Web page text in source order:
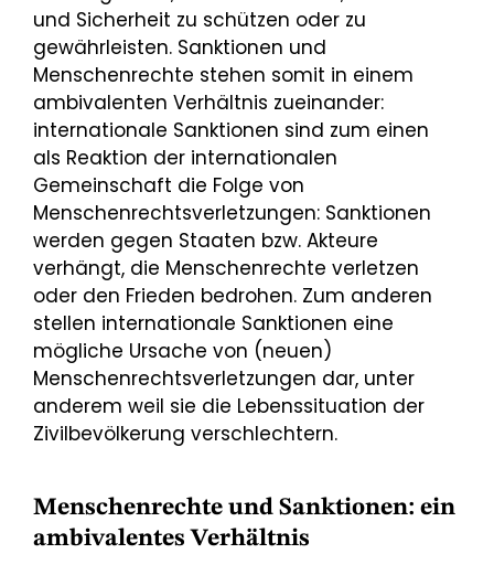
und Sicherheit zu schützen oder zu
gewährleisten. Sanktionen und
Menschenrechte stehen somit in einem
ambivalenten Verhältnis zueinander:
internationale Sanktionen sind zum einen
als Reaktion der internationalen
Gemeinschaft die Folge von
Menschenrechtsverletzungen: Sanktionen
werden gegen Staaten bzw. Akteure
verhängt, die Menschenrechte verletzen
oder den Frieden bedrohen. Zum anderen
stellen internationale Sanktionen eine
mögliche Ursache von (neuen)
Menschenrechtsverletzungen dar, unter
anderem weil sie die Lebenssituation der
Zivilbevölkerung verschlechtern.
Menschenrechte und Sanktionen: ein
ambivalentes Verhältnis